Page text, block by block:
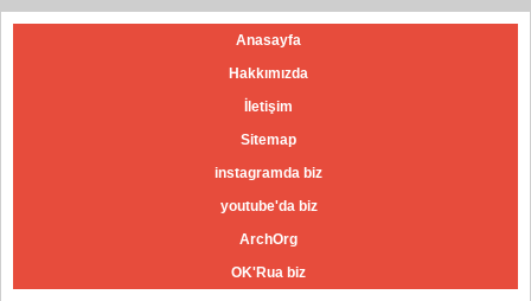
Anasayfa
Hakkımızda
İletişim
Sitemap
instagramda biz
youtube'da biz
ArchOrg
OK'Rua biz